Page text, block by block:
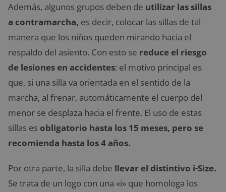
Además, algunos grupos deben de utilizar las sillas
a contramarcha, es decir, colocar las sillas de tal
manera que los niños queden mirando hacia el
respaldo del asiento. Con esto se reduce el riesgo
de lesiones en accidentes: el motivo principal es
que, si una silla va orientada en el sentido de la
marcha, al frenar, automáticamente el cuerpo del
menor se desplaza hacia el frente. El uso de estas
sillas es obligatorio hasta los 15 meses, pero se
recomienda hasta los 4 años.
Por otra parte, la silla debe llevar el distintivo i-Size.
Se trata de un logo con una «i» que homologa los